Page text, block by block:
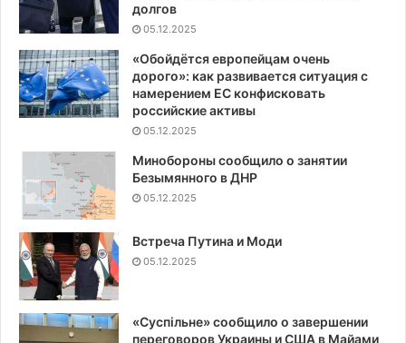
долгов
05.12.2025
«Обойдётся европейцам очень
дорого»: как развивается ситуация с
намерением ЕС конфисковать
российские активы
05.12.2025
Минобороны сообщило о занятии
Безымянного в ДНР
05.12.2025
Встреча Путина и Моди
05.12.2025
«Суспiльне» сообщило о завершении
переговоров Украины и США в Майами